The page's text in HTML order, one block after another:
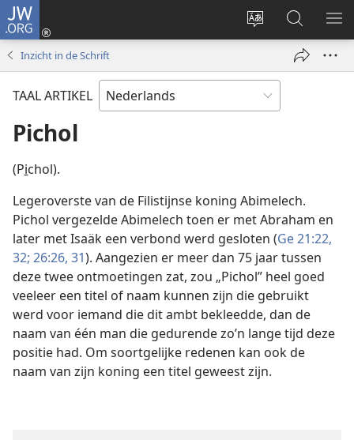
JW.ORG
Taal
wijzigen
Inloggen
(opent
Zoeken
op
JW.ORG
Inzicht in de Schrift
TAAL ARTIKEL
Pichol
(Pi̱chol).
Legeroverste van de Filistijnse koning Abimelech.
Pichol vergezelde Abimelech toen er met Abraham en
later met Isaäk een verbond werd gesloten (Ge 21:22,
32; 26:26, 31). Aangezien er meer dan 75 jaar tussen
deze twee ontmoetingen zat, zou „Pichol” heel goed
veeleer een titel of naam kunnen zijn die gebruikt
werd voor iemand die dit ambt bekleedde, dan de
naam van één man die gedurende zo’n lange tijd deze
positie had. Om soortgelijke redenen kan ook de
naam van zijn koning een titel geweest zijn.